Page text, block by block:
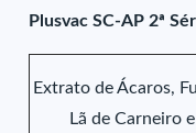
Plusvac SC-AP 2ª
Extrato de Ácaros,
Lã de Carneiro